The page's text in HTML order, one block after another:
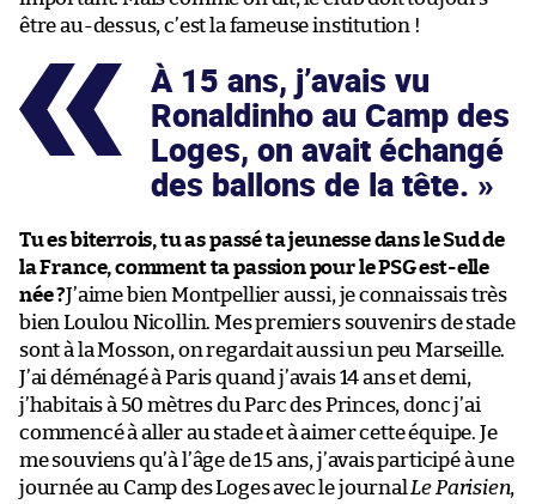
être au-dessus, c’est la fameuse institution !
À 15 ans, j’avais vu
Ronaldinho au Camp des
Loges, on avait échangé
des ballons de la tête.
Tu es biterrois, tu as passé ta jeunesse dans le Sud de
la France, comment ta passion pour le PSG est-elle
née ?J’aime bien Montpellier aussi, je connaissais très
bien Loulou Nicollin. Mes premiers souvenirs de stade
sont à la Mosson, on regardait aussi un peu Marseille.
J’ai déménagé à Paris quand j’avais 14 ans et demi,
j’habitais à 50 mètres du Parc des Princes, donc j’ai
commencé à aller au stade et à aimer cette équipe. Je
me souviens qu’à l’âge de 15 ans, j’avais participé à une
journée au Camp des Loges avec le journal Le Parisien,